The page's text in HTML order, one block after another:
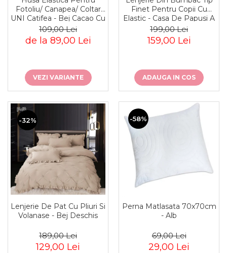
Fotoliu/ Canapea/ Coltar
UNI Catifea - Bej Cacao Cu
Lapte
109,00 Lei
de la 89,00 Lei
VEZI VARIANTE
Finet Pentru Copii Cu
Elastic - Casa De Papusi A
Lui Gabby - Gabby's
Dollhouse
199,00 Lei
159,00 Lei
ADAUGA IN COS
-32%
Lenjerie De Pat Cu Pliuri Si
Volanase - Bej Deschis
189,00 Lei
129,00 Lei
-58%
Perna Matlasata 70x70cm
- Alb
69,00 Lei
29,00 Lei